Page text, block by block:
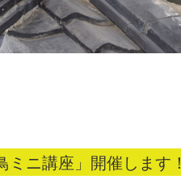
ニ講座」開催します！